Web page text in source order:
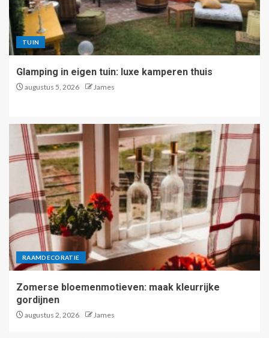
TUIN
Glamping in eigen tuin: luxe kamperen thuis
augustus 5, 2026 James
RAAMDECORATIE
Zomerse bloemenmotieven: maak kleurrijke
gordijnen
augustus 2, 2026 James